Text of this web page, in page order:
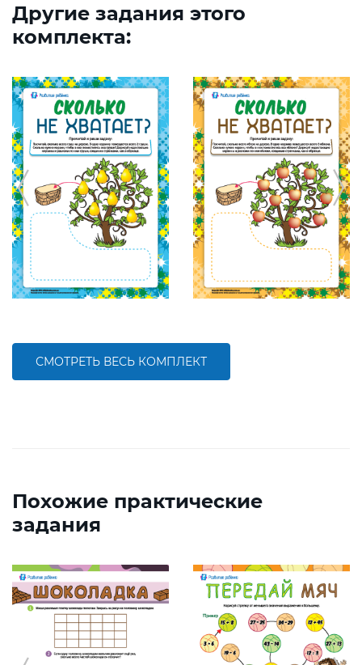
Другие задания этого
комплекта:
СМОТРЕТЬ ВЕСЬ КОМПЛЕКТ
Похожие практические
задания